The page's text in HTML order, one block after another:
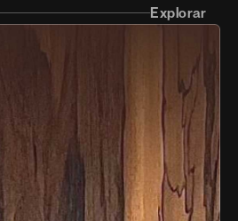
Explorar